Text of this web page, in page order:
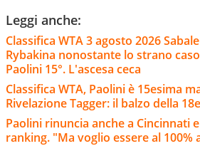
Leggi anche:
Classifica WTA 3 agosto 2026
Rybakina nonostante lo strano
Paolini 15°. L'ascesa ceca
Classifica WTA, Paolini è 15esima
Rivelazione Tagger: il balzo della
Paolini rinuncia anche a Cincinnati
ranking. "Ma voglio essere al 100%